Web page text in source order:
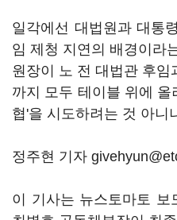
일각에선 대법원과 대통
임 제청 지연의 배경이라
원장이 노 전 대법관 후
까지 모두 테이블 위에
협'을 시도하려는 것 아니
정주현 기자
이 기사는 뉴스토마토